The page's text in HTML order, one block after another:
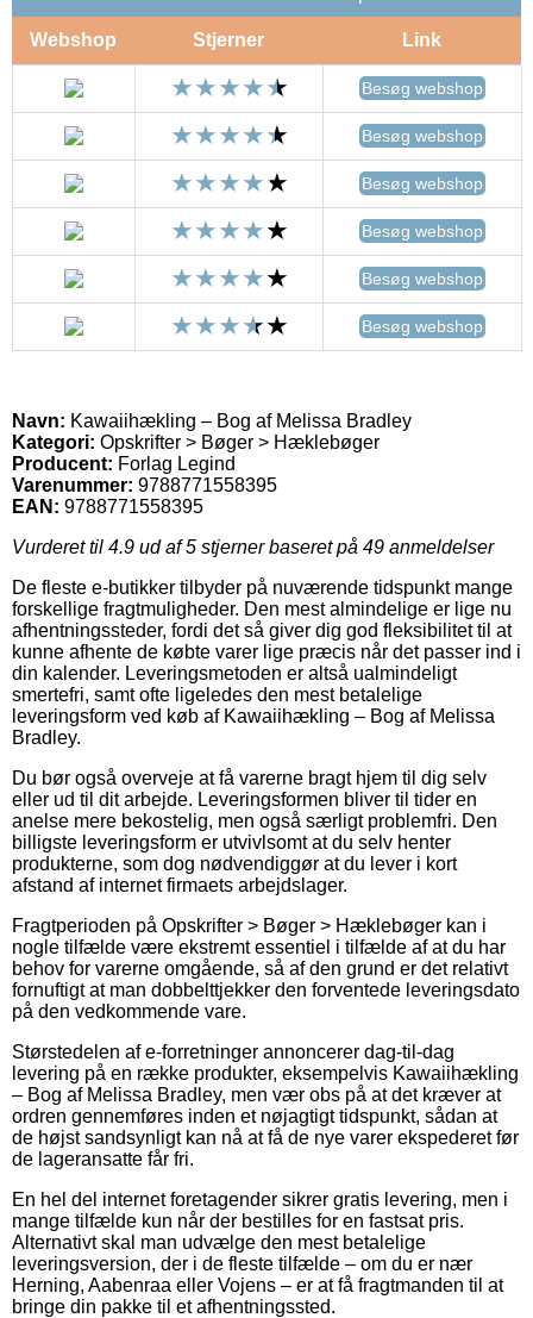
Webshop Stjerner Link
Besøg webshop
Besøg webshop
Besøg webshop
Besøg webshop
Besøg webshop
Besøg webshop
Navn: Kawaiihækling – Bog af Melissa Bradley
Kategori: Opskrifter > Bøger > Hæklebøger
Producent: Forlag Legind
Varenummer: 9788771558395
EAN: 9788771558395
Vurderet til 4.9 ud af 5 stjerner baseret på 49 anmeldelser
De fleste e-butikker tilbyder på nuværende tidspunkt mange
forskellige fragtmuligheder. Den mest almindelige er lige nu
afhentningssteder, fordi det så giver dig god fleksibilitet til at
kunne afhente de købte varer lige præcis når det passer ind i
din kalender. Leveringsmetoden er altså ualmindeligt
smertefri, samt ofte ligeledes den mest betalelige
leveringsform ved køb af Kawaiihækling – Bog af Melissa
Bradley.
Du bør også overveje at få varerne bragt hjem til dig selv
eller ud til dit arbejde. Leveringsformen bliver til tider en
anelse mere bekostelig, men også særligt problemfri. Den
billigste leveringsform er utvivlsomt at du selv henter
produkterne, som dog nødvendiggør at du lever i kort
afstand af internet firmaets arbejdslager.
Fragtperioden på Opskrifter > Bøger > Hæklebøger kan i
nogle tilfælde være ekstremt essentiel i tilfælde af at du har
behov for varerne omgående, så af den grund er det relativt
fornuftigt at man dobbelttjekker den forventede leveringsdato
på den vedkommende vare.
Størstedelen af e-forretninger annoncerer dag-til-dag
levering på en række produkter, eksempelvis Kawaiihækling
– Bog af Melissa Bradley, men vær obs på at det kræver at
ordren gennemføres inden et nøjagtigt tidspunkt, sådan at
de højst sandsynligt kan nå at få de nye varer ekspederet før
de lageransatte får fri.
En hel del internet foretagender sikrer gratis levering, men i
mange tilfælde kun når der bestilles for en fastsat pris.
Alternativt skal man udvælge den mest betalelige
leveringsversion, der i de fleste tilfælde – om du er nær
Herning, Aabenraa eller Vojens – er at få fragtmanden til at
bringe din pakke til et afhentningssted.